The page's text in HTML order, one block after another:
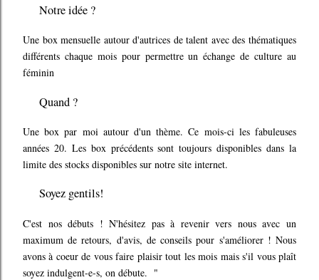
Notre idée ?
Une box mensuelle autour d'autrices de talent avec des thématiques
différents chaque mois pour permettre un échange de culture au
féminin
Quand ?
Une box par moi autour d'un thème. Ce mois-ci les fabuleuses
années 20. Les box précédents sont toujours disponibles dans la
limite des stocks disponibles sur notre site internet.
Soyez gentils!
C'est nos débuts ! N'hésitez pas à revenir vers nous avec un
maximum de retours, d'avis, de conseils pour s'améliorer ! Nous
avons à coeur de vous faire plaisir tout les mois mais s'il vous plaît
soyez indulgent-e-s, on débute. "